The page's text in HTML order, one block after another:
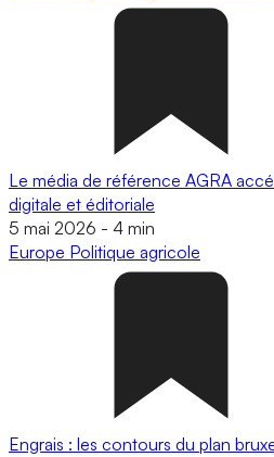
Le média de référence AGRA
digitale et éditoriale
5 mai 2026 - 4 min
Europe Politique agricole
Engrais : les contours du plan